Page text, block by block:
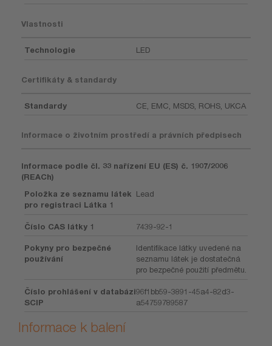
Vlastnosti
Technologie LED
Certifikáty & standardy
Standardy CE, EMC, MSDS, ROHS, UKCA
Informace o životním prostředí a právních předpisech
Informace podle čl. 33 nařízení EU (ES) č. 1907/2006
(REACh)
Položka ze seznamu látek
pro registraci Látka 1
Lead
Číslo CAS látky 1 7439-92-1
Pokyny pro bezpečné
používání
Identifikace látky uvedené na
seznamu látek je dostatečná
pro bezpečné použití předmětu.
Číslo prohlášení v databázi
SCIP
96f1bb59-3891-45a4-82d3-
a54759789587
Informace k balení